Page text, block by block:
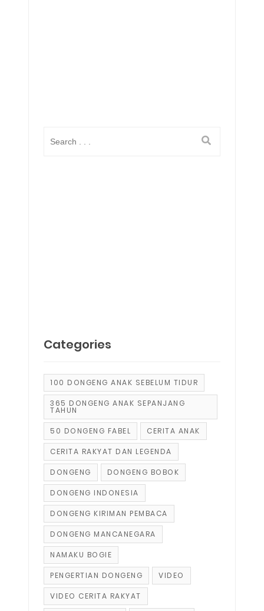
Categories
100 DONGENG ANAK SEBELUM TIDUR
365 DONGENG ANAK SEPANJANG
TAHUN
50 DONGENG FABEL CERITA ANAK
CERITA RAKYAT DAN LEGENDA
DONGENG DONGENG BOBOK
DONGENG INDONESIA
DONGENG KIRIMAN PEMBACA
DONGENG MANCANEGARA
NAMAKU BOGIE
PENGERTIAN DONGENG VIDEO
VIDEO CERITA RAKYAT